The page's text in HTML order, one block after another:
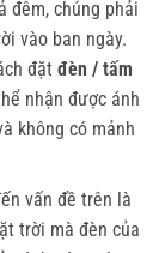
đêm, chúng phải
vào ban ngày.
đặt đèn / tấm
nhận được ánh
không có mảnh
vấn đề trên là
trời mà đèn của